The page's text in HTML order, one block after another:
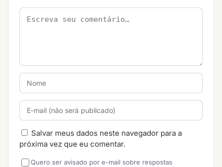
Salvar meus dados neste navegador para a
próxima vez que eu comentar.
Quero ser avisado por e-mail sobre respostas